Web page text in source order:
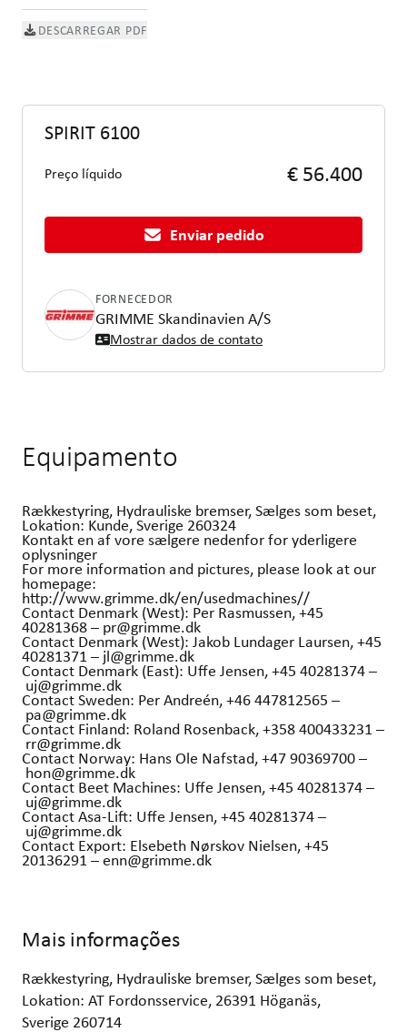
DESCARREGAR PDF
SPIRIT 6100
Preço líquido € 56.400
Enviar pedido
FORNECEDOR
GRIMME Skandinavien A/S
Mostrar dados de contato
Equipamento
Rækkestyring, Hydrauliske bremser, Sælges som beset,
Lokation: Kunde, Sverige 260324
Kontakt en af vore sælgere nedenfor for yderligere
oplysninger
For more information and pictures, please look at our
homepage:
http://www.grimme.dk/en/usedmachines//
Contact Denmark (West): Per Rasmussen, +45
40281368 – pr@grimme.dk
Contact Denmark (West): Jakob Lundager Laursen, +45
40281371 – jl@grimme.dk
Contact Denmark (East): Uffe Jensen, +45 40281374 –
uj@grimme.dk
Contact Sweden: Per Andreén, +46 447812565 –
pa@grimme.dk
Contact Finland: Roland Rosenback, +358 400433231 –
rr@grimme.dk
Contact Norway: Hans Ole Nafstad, +47 90369700 –
hon@grimme.dk
Contact Beet Machines: Uffe Jensen, +45 40281374 –
uj@grimme.dk
Contact Asa-Lift: Uffe Jensen, +45 40281374 –
uj@grimme.dk
Contact Export: Elsebeth Nørskov Nielsen, +45
20136291 – enn@grimme.dk
Mais informações
Rækkestyring, Hydrauliske bremser, Sælges som beset,
Lokation: AT Fordonsservice, 26391 Höganäs,
Sverige 260714